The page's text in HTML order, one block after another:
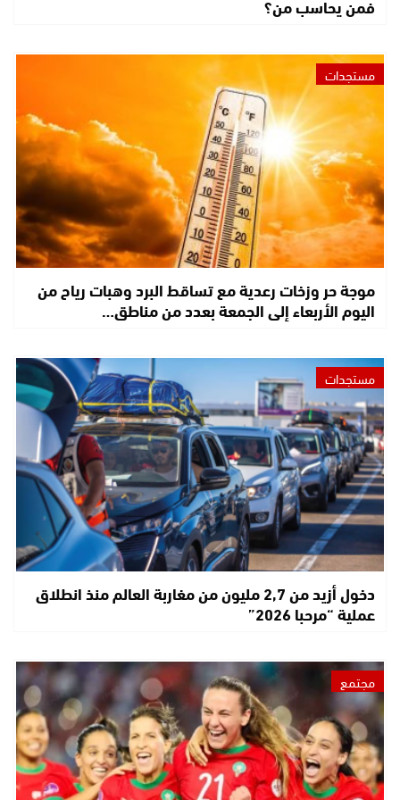
فمن يحاسب من؟
مستجدات
موجة حر وزخات رعدية مع تساقط البرد وهبات رياح من
اليوم الأربعاء إلى الجمعة بعدد من مناطق…
مستجدات
دخول أزيد من 2,7 مليون من مغاربة العالم منذ انطلاق
عملية “مرحبا 2026”
مجتمع